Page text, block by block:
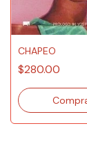
CHAPEO
$280.00